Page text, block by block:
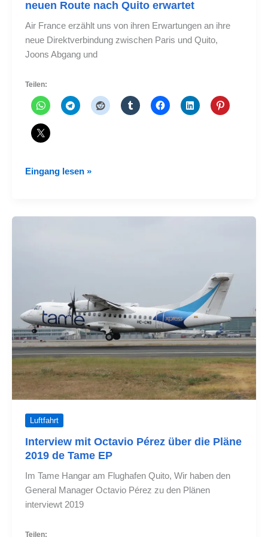
neuen Route nach Quito erwartet
Air France erzählt uns von ihren Erwartungen an ihre
neue Direktverbindung zwischen Paris und Quito,
Joons Abgang und
Teilen:
Air
uns
neuen
Route
nach
Quito
erwartet
Eingang lesen »
Luftfahrt
Interview mit Octavio Pérez über die Pläne
2019 de Tame EP
Im Tame Hangar am Flughafen Quito, Wir haben den
General Manager Octavio Pérez zu den Plänen
interviewt 2019
Teilen: